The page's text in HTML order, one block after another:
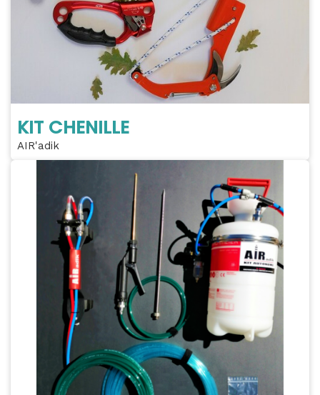
KIT CHENILLE
AIR'adik